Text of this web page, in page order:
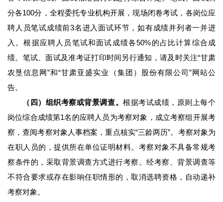
分各100分，全程委托专业机构开展，现场闭卷考试，各岗位应
聘人员笔试成绩前3名进入面试环节，如有成绩并列者一并进
入。根据应聘人员笔试和面试成绩各50%的占比计算综合成
绩。笔试、面试及准考证打印时间另行通知，请及时关注“甘肃
农垦信息网”和“甘肃亚盛实业（集团）股份有限公司”网站公
告。
（四）组织考察或背景调查。根据考试成绩，原则上每个
岗位综合成绩第1名的应聘人员为考察对象，成立考察组开展考
察，查阅考察对象人事档案，重点核实“三龄两历”。考察对象为
在职人员的，提供所在单位证明材料。考察对象不具备常规考
察条件的，采取背景调查方式进行考察。经考察、背景调查等
不符合要求或存在影响任职情形的，取消选聘资格，自动递补
考察对象。